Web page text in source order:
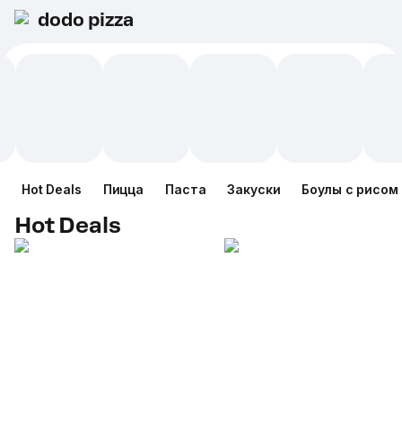
dodo pizza
Hot Deals Пицца Паста Закуски Боулы с рисом
Hot Deals